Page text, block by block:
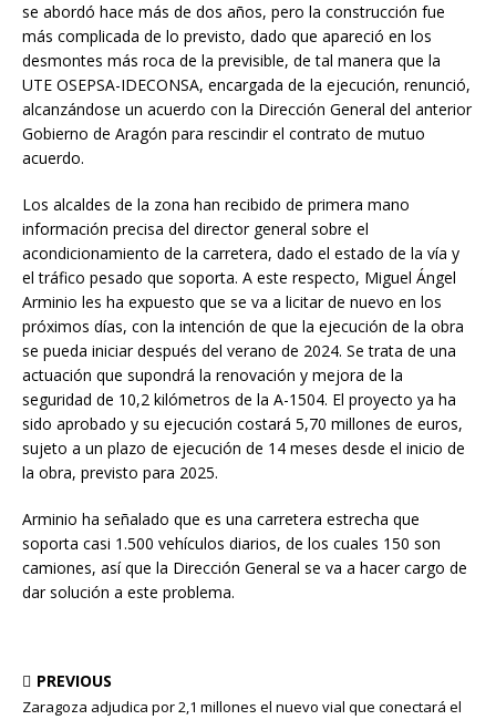
se abordó hace más de dos años, pero la construcción fue
más complicada de lo previsto, dado que apareció en los
desmontes más roca de la previsible, de tal manera que la
UTE OSEPSA-IDECONSA, encargada de la ejecución, renunció,
alcanzándose un acuerdo con la Dirección General del anterior
Gobierno de Aragón para rescindir el contrato de mutuo
acuerdo.
Los alcaldes de la zona han recibido de primera mano
información precisa del director general sobre el
acondicionamiento de la carretera, dado el estado de la vía y
el tráfico pesado que soporta. A este respecto, Miguel Ángel
Arminio les ha expuesto que se va a licitar de nuevo en los
próximos días, con la intención de que la ejecución de la obra
se pueda iniciar después del verano de 2024. Se trata de una
actuación que supondrá la renovación y mejora de la
seguridad de 10,2 kilómetros de la A-1504. El proyecto ya ha
sido aprobado y su ejecución costará 5,70 millones de euros,
sujeto a un plazo de ejecución de 14 meses desde el inicio de
la obra, previsto para 2025.
Arminio ha señalado que es una carretera estrecha que
soporta casi 1.500 vehículos diarios, de los cuales 150 son
camiones, así que la Dirección General se va a hacer cargo de
dar solución a este problema.
PREVIOUS
Zaragoza adjudica por 2,1 millones el nuevo vial que conectará el